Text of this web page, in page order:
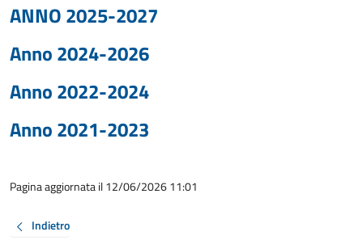
ANNO 2025-2027
Anno 2024-2026
Anno 2022-2024
Anno 2021-2023
Pagina aggiornata il 12/06/2026 11:01
Indietro